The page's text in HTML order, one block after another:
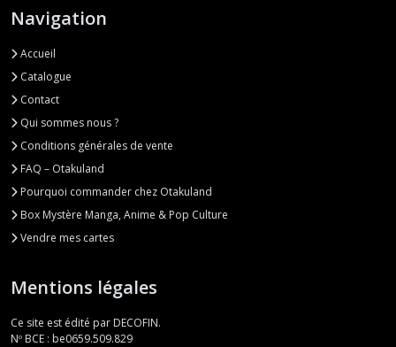
Navigation
Accueil
Catalogue
Contact
Qui sommes nous ?
Conditions générales de vente
FAQ – Otakuland
Pourquoi commander chez Otakuland
Box Mystère Manga, Anime & Pop Culture
Vendre mes cartes
Mentions légales
Ce site est édité par DECOFIN.
Nº BCE : be0659.509.829